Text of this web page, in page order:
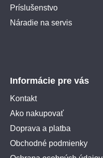
Príslušenstvo
Náradie na servis
Informácie pre vás
Kontakt
Ako nakupovať
Doprava a platba
Obchodné podmienky